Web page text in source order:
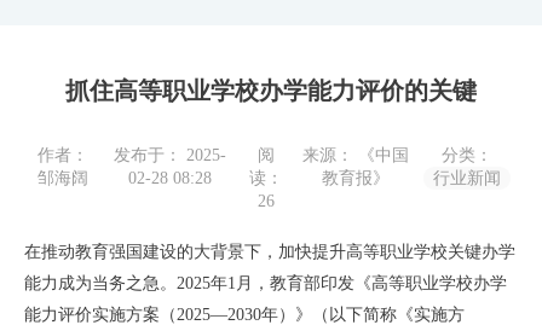
抓住高等职业学校办学能力评价的关键
作者：
邹海阔
发布于： 2025-
02-28 08:28
阅
读：
26
来源： 《中国
教育报》
分类：
行业新闻
在推动教育强国建设的大背景下，加快提升高等职业学校关键办学
能力成为当务之急。2025年1月，教育部印发《高等职业学校办学
能力评价实施方案（2025—2030年）》（以下简称《实施方